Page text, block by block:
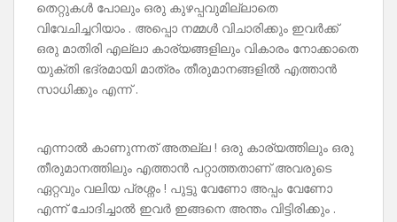
തെറ്റുകൾ പോലും ഒരു കുഴപ്പവുമില്ലാതെ
വിവേചിച്ചറിയാം . അപ്പൊ നമ്മൾ വിചാരിക്കും ഇവർക്ക്
ഒരു മാതിരി എല്ലാ കാര്യങ്ങളിലും വികാരം നോക്കാതെ
യുക്തി ഭദ്രമായി മാത്രം തീരുമാനങ്ങളിൽ എത്താൻ
സാധിക്കും എന്ന് .
എന്നാൽ കാണുന്നത് അതല്ല ! ഒരു കാര്യത്തിലും ഒരു
തീരുമാനത്തിലും എത്താൻ പറ്റാത്തതാണ് അവരുടെ
ഏറ്റവും വലിയ പ്രശ്നം ! പുട്ടു വേണോ അപ്പം വേണോ
എന്ന് ചോദിച്ചാൽ ഇവർ ഇങ്ങനെ അന്തം വിട്ടിരിക്കും .